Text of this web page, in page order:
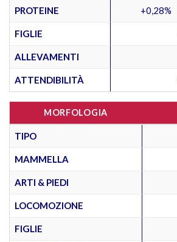
PROTEINE +0,28%
FIGLIE
ALLEVAMENTI
ATTENDIBILITÀ
MORFOLOGIA
TIPO
MAMMELLA
ARTI & PIEDI
LOCOMOZIONE
FIGLIE